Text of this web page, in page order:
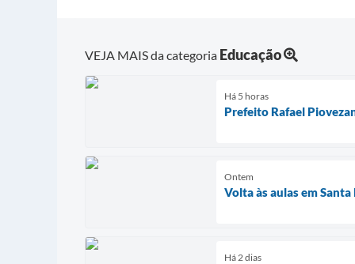
VEJA MAIS da categoria Educação
Há 5 horas
Prefeito Rafael
Ontem
Volta às aulas em
Há 2 dias